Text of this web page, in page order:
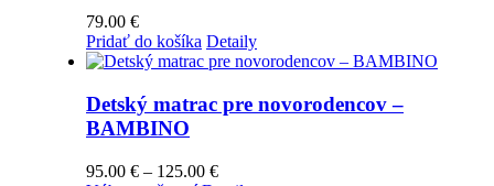
79.00 €
Pridať do košíka Detaily
Detský matrac pre novorodencov –
BAMBINO
95.00 € – 125.00 €Price